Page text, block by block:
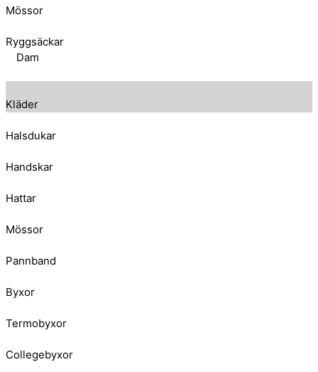
Mössor
Ryggsäckar
Dam
Kläder
Halsdukar
Handskar
Hattar
Mössor
Pannband
Byxor
Termobyxor
Collegebyxor